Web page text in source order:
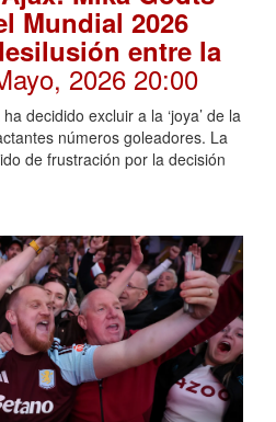
Mundial 2026
entre la
2026 20:00
decidido excluir a la ‘joya’ de la
números goleadores. La
de frustración por la decisión